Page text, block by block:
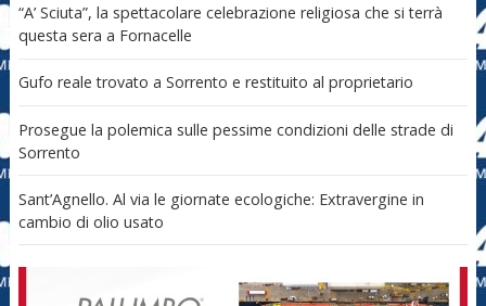
“A’ Sciuta”, la spettacolare celebrazione religiosa che si terrà
questa sera a Fornacelle
Gufo reale trovato a Sorrento e restituito al proprietario
Prosegue la polemica sulle pessime condizioni delle strade di
Sorrento
Sant’Agnello. Al via le giornate ecologiche: Extravergine in
cambio di olio usato